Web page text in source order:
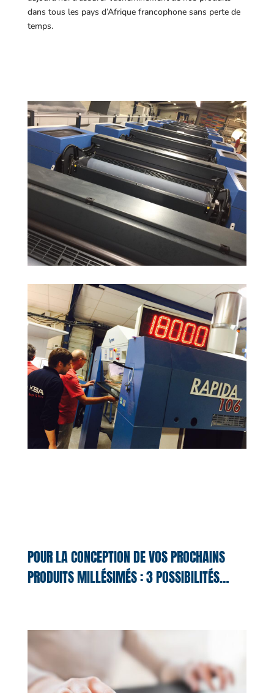
dans tous les pays d’Afrique francophone sans perte de
temps.
POUR LA CONCEPTION DE VOS PROCHAINS
PRODUITS MILLÉSIMÉS : 3 POSSIBILITÉS…